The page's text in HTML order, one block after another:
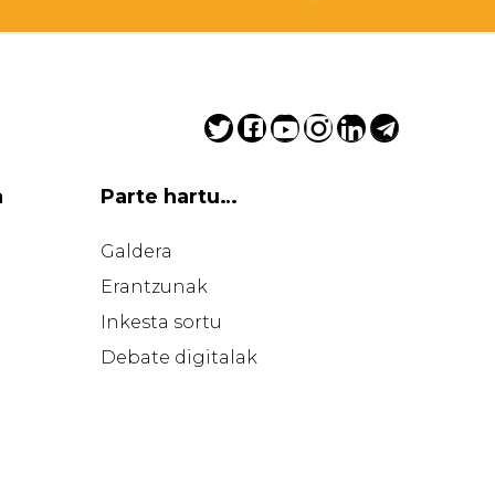
el que lleguen las propuestas y
Parte hartu…
Galdera
Erantzunak
Inkesta sortu
Debate digitalak